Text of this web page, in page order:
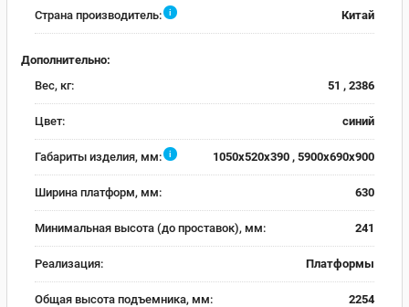
Страна производитель: i Китай
Дополнительно:
Вес, кг:
51 , 2386
Цвет: синий
Габариты изделия, мм: i 1050x520x390 , 5900x690x900
Ширина платформ, мм: 630
Минимальная высота (до проставок), мм: 241
Реализация: Платформы
Общая высота подъемника, мм: 2254